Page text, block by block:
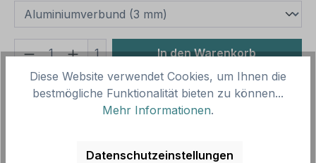
Produkt Anzahl: Gib den gewünschten
1 In den Warenkorb
Produktnummer:SH15967.10
Vorlagenummer: HW-PS-19
Beschreibung
Diese Website verwendet Cookies, um Ihnen die
bestmögliche Funktionalität bieten zu können...
Mehr Informationen.
Datenschutzeinstellungen